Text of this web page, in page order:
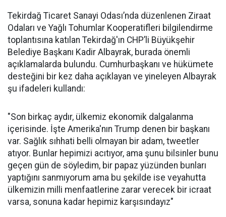
Tekirdağ Ticaret Sanayi Odası’nda düzenlenen Ziraat
Odaları ve Yağlı Tohumlar Kooperatifleri bilgilendirme
toplantısına katılan Tekirdağ'ın CHP’li Büyükşehir
Belediye Başkanı Kadir Albayrak, burada önemli
açıklamalarda bulundu. Cumhurbaşkanı ve hükümete
desteğini bir kez daha açıklayan ve yineleyen Albayrak
şu ifadeleri kullandı:
"Son birkaç aydır, ülkemiz ekonomik dalgalanma
içerisinde. İşte Amerika'nın Trump denen bir başkanı
var. Sağlık sıhhati belli olmayan bir adam, tweetler
atıyor. Bunlar hepimizi acıtıyor, ama şunu bilsinler bunu
geçen gün de söyledim, bir papaz yüzünden bunları
yaptığını sanmıyorum ama bu şekilde ise veyahutta
ülkemizin milli menfaatlerine zarar verecek bir icraat
varsa, sonuna kadar hepimiz karşısındayız"